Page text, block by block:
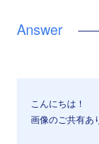
こんにちは！
画像のご共有あ